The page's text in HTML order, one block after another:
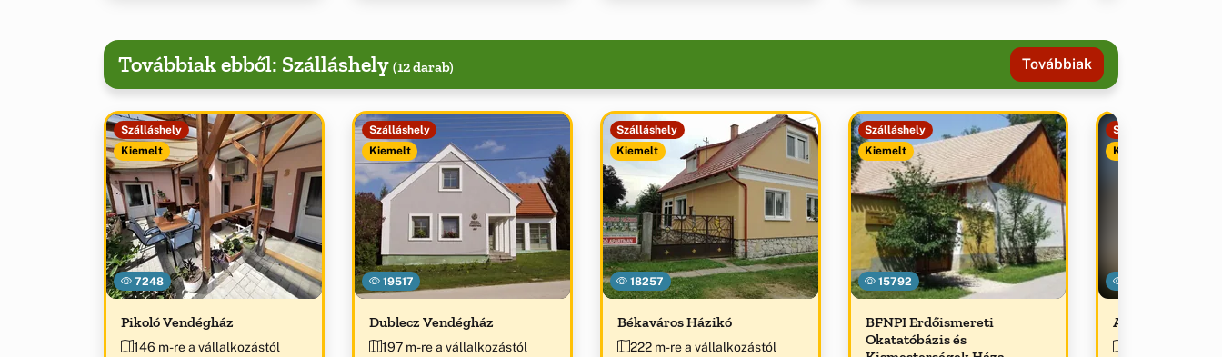
Továbbiak ebből: Szálláshely (12 darab) Továbbiak
7248
Szálláshely
Kiemelt
Pikoló Vendégház
146 m-re a vállalkozástól
19517
Szálláshely
Kiemelt
Dublecz Vendégház
197 m-re a vállalkozástól
18257
Szálláshely
Kiemelt
Békaváros Házikó
222 m-re a vállalkozástól
15792
Szálláshely
Kiemelt
BFNPI Erdőismereti
Okatatóbázis és
Szálláshely
Kiemelt
Ancsa Hegyalja